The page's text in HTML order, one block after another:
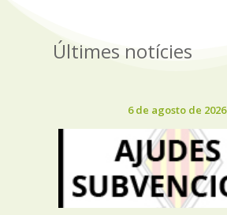
Últimes notícies
6 de agosto de 2026